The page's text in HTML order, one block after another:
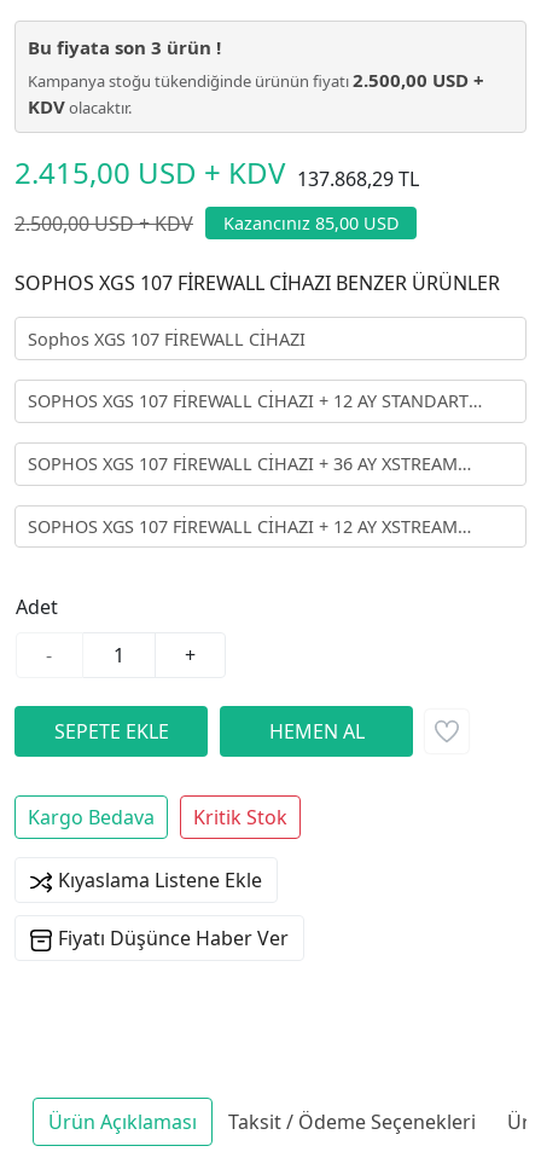
137.868,29 TL
2.415,00 USD + KDV
2.500,00 USD + KDV Kazancınız 85,00 USD
Bu fiyata son 3 ürün !
Kampanya stoğu tükendiğinde ürünün fiyatı2.500,00 USD +
KDVolacaktır.
SOPHOS XGS 107 FİREWALL CİHAZI BENZER ÜRÜNLER
Sophos XGS 107 FİREWALL CİHAZI
SOPHOS XGS 107 FİREWALL CİHAZI + 12 AY STANDART
LİSANS
SOPHOS XGS 107 FİREWALL CİHAZI + 36 AY XSTREAM
LİSANS
SOPHOS XGS 107 FİREWALL CİHAZI + 12 AY XSTREAM
LİSANS
Adet
-
+
Kargo Bedava Kritik Stok
Kıyaslama Listene Ekle
Fiyatı Düşünce Haber Ver
Ürün Açıklaması Taksit / Ödeme Seçenekleri